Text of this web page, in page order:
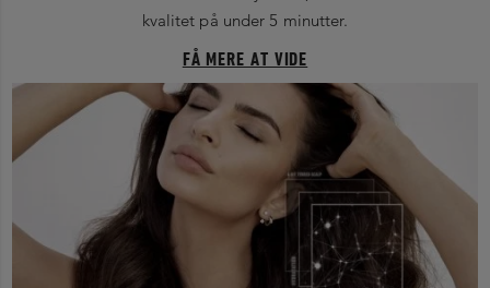
kvalitet på under 5 minutter.
FÅ MERE AT VIDE